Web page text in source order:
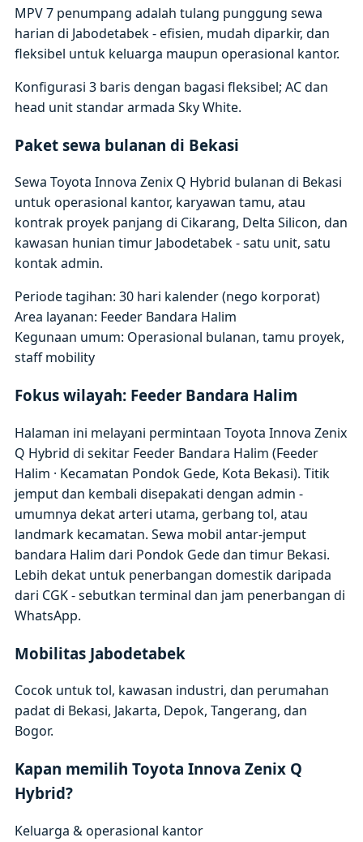
MPV 7 penumpang adalah tulang punggung sewa
harian di Jabodetabek - efisien, mudah diparkir, dan
fleksibel untuk keluarga maupun operasional kantor.
Konfigurasi 3 baris dengan bagasi fleksibel; AC dan
head unit standar armada Sky White.
Paket sewa bulanan di Bekasi
Sewa Toyota Innova Zenix Q Hybrid bulanan di Bekasi
untuk operasional kantor, karyawan tamu, atau
kontrak proyek panjang di Cikarang, Delta Silicon, dan
kawasan hunian timur Jabodetabek - satu unit, satu
kontak admin.
Periode tagihan: 30 hari kalender (nego korporat)
Area layanan: Feeder Bandara Halim
Kegunaan umum: Operasional bulanan, tamu proyek,
staff mobility
Fokus wilayah: Feeder Bandara Halim
Halaman ini melayani permintaan Toyota Innova Zenix
Q Hybrid di sekitar Feeder Bandara Halim (Feeder
Halim · Kecamatan Pondok Gede, Kota Bekasi). Titik
jemput dan kembali disepakati dengan admin -
umumnya dekat arteri utama, gerbang tol, atau
landmark kecamatan. Sewa mobil antar-jemput
bandara Halim dari Pondok Gede dan timur Bekasi.
Lebih dekat untuk penerbangan domestik daripada
dari CGK - sebutkan terminal dan jam penerbangan di
WhatsApp.
Mobilitas Jabodetabek
Cocok untuk tol, kawasan industri, dan perumahan
padat di Bekasi, Jakarta, Depok, Tangerang, dan
Bogor.
Kapan memilih Toyota Innova Zenix Q
Hybrid?
Keluarga & operasional kantor